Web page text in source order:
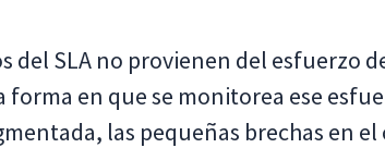
del SLA no provienen del esfuerzo
forma en que se monitorea ese
las pequeñas brechas en